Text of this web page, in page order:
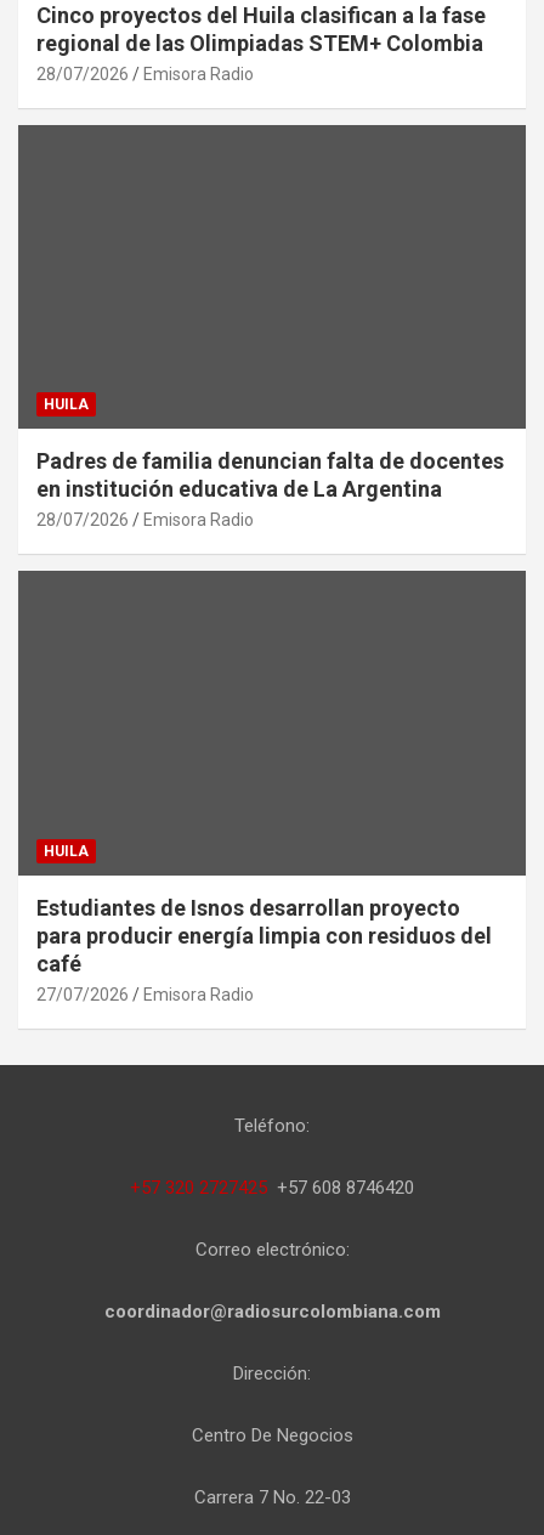
Cinco proyectos del Huila clasifican a la fase
regional de las Olimpiadas STEM+ Colombia
28/07/2026 Emisora Radio
HUILA
Padres de familia denuncian falta de docentes
en institución educativa de La Argentina
28/07/2026 Emisora Radio
HUILA
Estudiantes de Isnos desarrollan proyecto
para producir energía limpia con residuos del
café
27/07/2026 Emisora Radio
Teléfono:
+57 320 2727425 +57 608 8746420
Correo electrónico:
coordinador@radiosurcolombiana.com
Dirección:
Centro De Negocios
Carrera 7 No. 22-03